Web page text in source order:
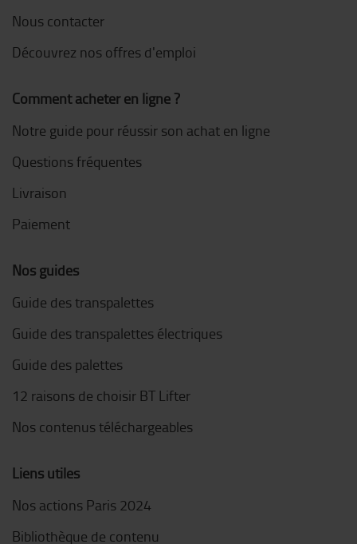
Nous contacter
Découvrez nos offres d'emploi
Comment acheter en ligne ?
Notre guide pour réussir son achat en ligne
Questions fréquentes
Livraison
Paiement
Nos guides
Guide des transpalettes
Guide des transpalettes électriques
Guide des palettes
12 raisons de choisir BT Lifter
Nos contenus téléchargeables
Liens utiles
Nos actions Paris 2024
Bibliothèque de contenu